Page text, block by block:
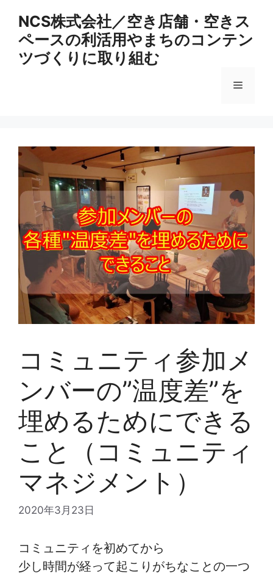
NCS株式会社／空き店舗・空きス
ペースの利活用やまちのコンテン
ツづくりに取り組む
メ
ー
コミュニティ参加メ
ンバーの”温度差”を
埋めるためにできる
こと（コミュニティ
マネジメント）
2020年3月23日
コミュニティを初めてから
少し時間が経って起こりがちなことの一つ